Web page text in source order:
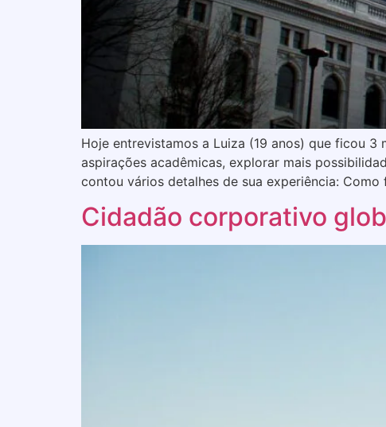
Hoje entrevistamos a Luiza (19 anos) que ficou 3
aspirações acadêmicas, explorar mais
contou vários detalhes de sua experiência:
Cidadão corporativo